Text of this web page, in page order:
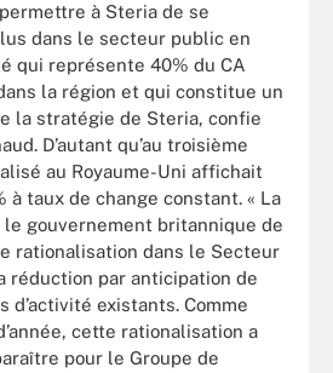
à Steria de se
dans le secteur public en
qui représente 40% du CA
la région et qui constitue un
la stratégie de Steria, confie
D’autant qu’au troisième
au Royaume-Uni affichait
à taux de change constant. « La
gouvernement britannique de
rationalisation dans le Secteur
réduction par anticipation de
d’activité existants. Comme
cette rationalisation a
pour le Groupe de